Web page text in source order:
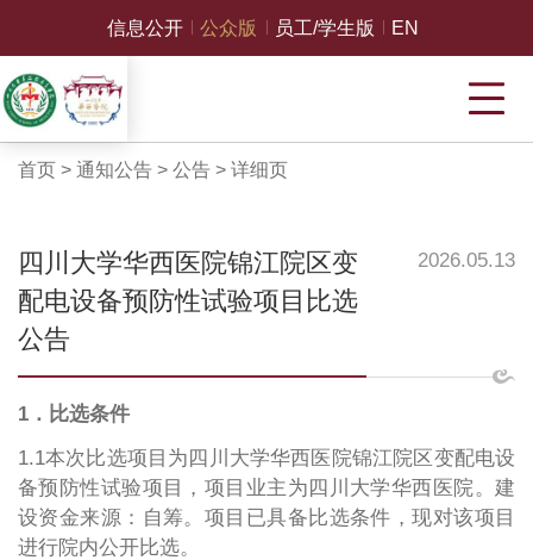
信息公开 公众版 员工/学生版 EN
首页 > 通知公告> 公告> 详细页
四川大学华西医院锦江院区变
配电设备预防性试验项目比选
公告
2026.05.13
1．比选条件
1.1本次比选项目为四川大学华西医院锦江院区变配电设
备预防性试验项目，项目业主为四川大学华西医院。建
设资金来源：自筹。项目已具备比选条件，现对该项目
进行院内公开比选。